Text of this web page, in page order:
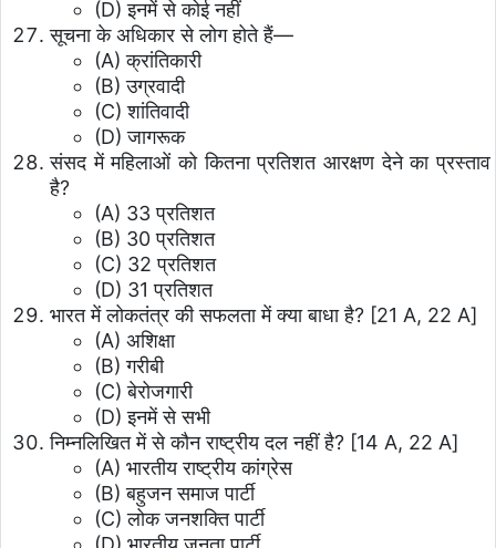
(D) इनमें से कोई नहीं
सूचना के अधिकार से लोग होते हैं—
(A) क्रांतिकारी
(B) उग्रवादी
(C) शांतिवादी
(D) जागरूक
संसद में महिलाओं को कितना प्रतिशत आरक्षण देने का प्रस्ताव
है?
(A) 33 प्रतिशत
(B) 30 प्रतिशत
(C) 32 प्रतिशत
(D) 31 प्रतिशत
भारत में लोकतंत्र की सफलता में क्या बाधा है? [21 A, 22 A]
(A) अशिक्षा
(B) गरीबी
(C) बेरोजगारी
(D) इनमें से सभी
निम्नलिखित में से कौन राष्ट्रीय दल नहीं है? [14 A, 22 A]
(A) भारतीय राष्ट्रीय कांग्रेस
(B) बहुजन समाज पार्टी
(C) लोक जनशक्ति पार्टी